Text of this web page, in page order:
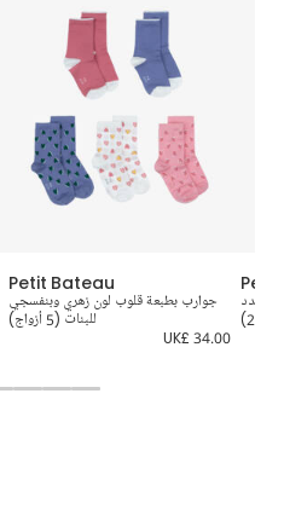
Petit Bateau
جوارب بطبعة قلوب لون زهري وبنفسجي
للبنات (5 أزواج)
UK£ 34.00
(عدد
2)